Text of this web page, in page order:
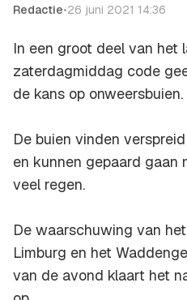
Redactie•26 juni 2021 14:36
In een groot deel van het
zaterdagmiddag code
de kans op onweersbuien.
De buien vinden
en kunnen gepaard gaan
veel regen.
De waarschuwing van
Limburg en het
van de avond klaart het